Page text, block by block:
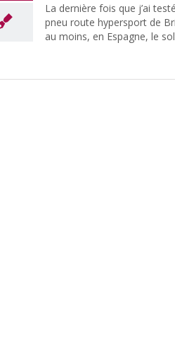
La dernière fois que j’ai
pneu route hypersport de
au moins, en Espagne, le